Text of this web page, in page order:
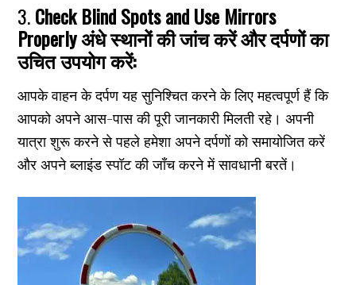
3.Check Blind Spots and Use Mirrors
Properly अंधे स्थानों की जांच करें और दर्पणों का
उचित उपयोग करें:
आपके वाहन के दर्पण यह सुनिश्चित करने के लिए महत्वपूर्ण हैं कि
आपको अपने आस-पास की पूरी जानकारी मिलती रहे। अपनी
यात्रा शुरू करने से पहले हमेशा अपने दर्पणों को समायोजित करें
और अपने ब्लाइंड स्पॉट की जाँच करने में सावधानी बरतें।